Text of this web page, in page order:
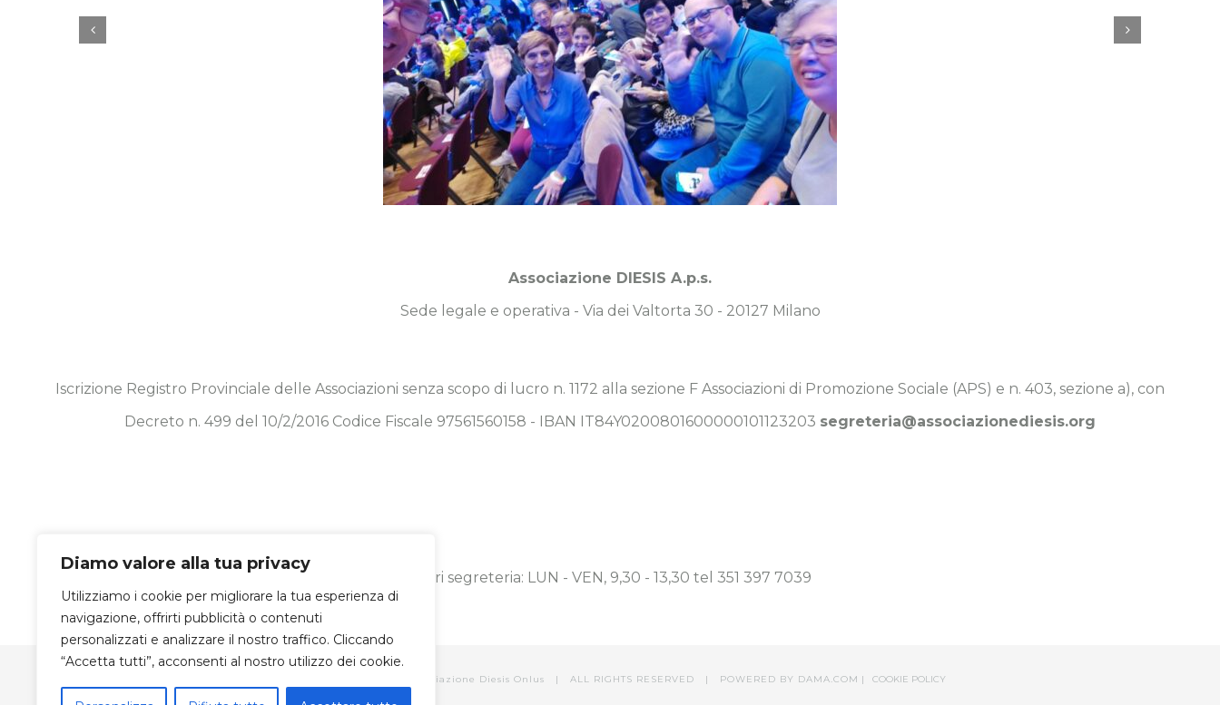
Diamo valore alla tua privacy
Utilizziamo i cookie per migliorare la tua esperienza di
navigazione, offrirti pubblicità o contenuti
personalizzati e analizzare il nostro traffico. Cliccando
“Accetta tutti”, acconsenti al nostro utilizzo dei cookie.
Associazione DIESIS A.p.s.
Sede legale e operativa - Via dei Valtorta 30 - 20127 Milano
Iscrizione Registro Provinciale delle Associazioni senza scopo di lucro n. 1172 alla sezione F Associazioni di Promozione Sociale (APS) e n. 403, sezione a), con
Decreto n. 499 del 10/2/2016 Codice Fiscale 97561560158 - IBAN IT84Y0200801600000101123203 segreteria@associazionediesis.org
Orari segreteria: LUN - VEN, 9,30 - 13,30 tel 351 397 7039
2026 Associazione Diesis Onlus | ALL RIGHTS RESERVED | POWERED BY DAMA.COM | COOKIE POLICY